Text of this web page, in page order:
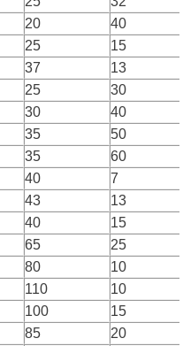
20
40
25
15
37
13
25
30
30
40
35
50
35
60
40
7
43
13
40
15
65
25
80
10
110
10
100
15
85
20